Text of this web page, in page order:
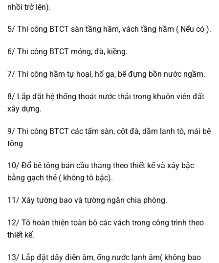
nhồi trở lên).
5/ Thi công BTCT sàn tầng hầm, vách tầng hầm ( Nếu có ).
6/ Thi công BTCT móng, đà, kiềng.
7/ Thi công hầm tự hoại, hố ga, bể đựng bồn nước ngầm.
8/ Lắp đặt hệ thống thoát nước thải trong khuôn viên đất
xây dựng.
9/ Thi công BTCT các tấm sàn, cột đà, dầm lanh tô, mái bê
tông
10/ Đổ bê tông bán cầu thang theo thiết kế và xây bậc
bằng gạch thẻ ( không tô bậc).
11/ Xây tường bao và tường ngăn chia phòng.
12/ Tô hoàn thiện toàn bộ các vách trong công trình theo
thiết kế.
13/ Lắp đặt dây điện âm, ống nước lạnh âm( không bao